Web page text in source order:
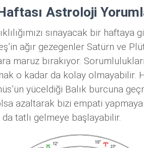
Astroloji
sınayacak bir haftaya
ağır gezegenler Satürn ve
maruz bırakıyor.
o kadar da kolay olmayabilir.
yüceldiği Balık burcuna
azaltarak bizi empati
tatlı gelmeye başlayabilir.